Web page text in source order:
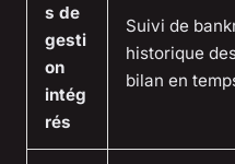
s de
gesti
on
intég
rés
Suivi de
historique
bilan en